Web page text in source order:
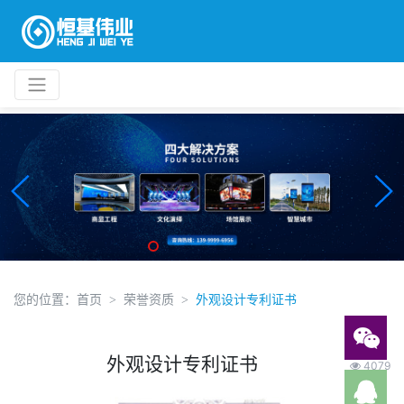
您的位置： 首页 荣誉资质 外观设计专利证书
外观设计专利证书 4079